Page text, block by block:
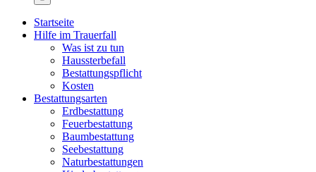
Startseite
Hilfe im Trauerfall
Was ist zu tun
Haussterbefall
Bestattungspflicht
Kosten
Bestattungsarten
Erdbestattung
Feuerbestattung
Baumbestattung
Seebestattung
Naturbestattungen